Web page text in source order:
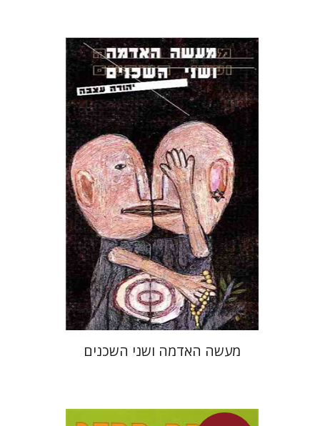
יהודה עצבה
מעשה האדמה ושני השכנים